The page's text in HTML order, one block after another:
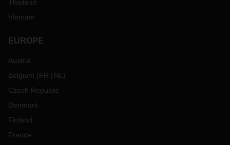
Thailand
Vietnam
EUROPE
Austria
Belgium (FR NL )
Czech Republic
Denmark
Finland
France